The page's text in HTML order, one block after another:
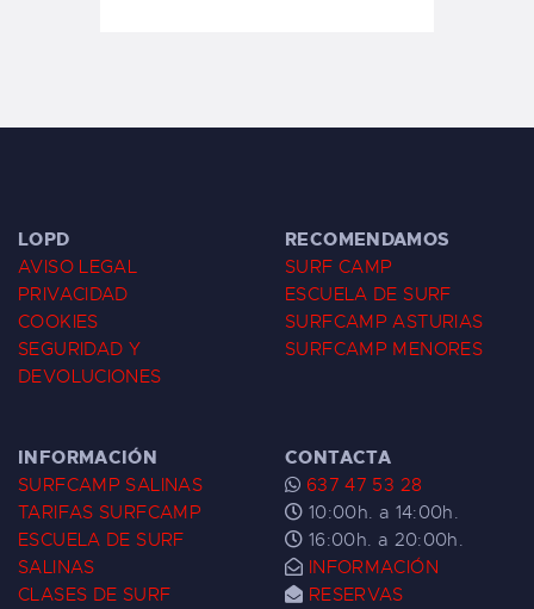
LOPD
AVISO LEGAL
PRIVACIDAD
COOKIES
SEGURIDAD Y
DEVOLUCIONES
RECOMENDAMOS
SURF CAMP
ESCUELA DE SURF
SURFCAMP ASTURIAS
SURFCAMP MENORES
INFORMACIÓN
SURFCAMP SALINAS
TARIFAS SURFCAMP
ESCUELA DE SURF
SALINAS
CLASES DE SURF
CONTACTA
637 47 53 28
10:00h. a 14:00h.
16:00h. a 20:00h.
INFORMACIÓN
RESERVAS